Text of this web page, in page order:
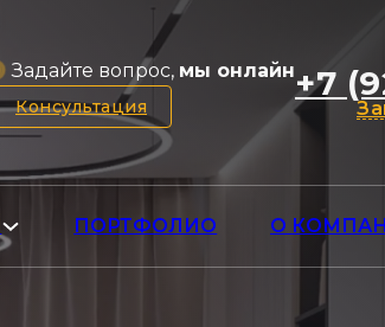
Задайте вопрос, мы онлайн
Консультация
+7
ПОРТФОЛИО О